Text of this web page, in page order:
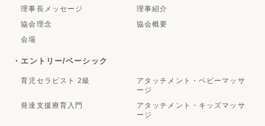
理事長メッセージ
理事紹介
協会理念
協会概要
会場
・エントリー/ベーシック
育児セラピスト 2級
アタッチメント・ベビーマッサ
ージ
発達支援療育入門
アタッチメント・キッズマッサ
ージ